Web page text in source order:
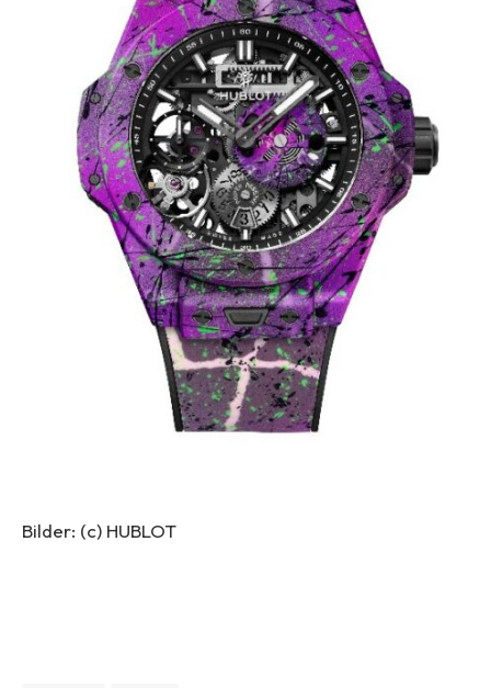
Bilder: (c) HUBLOT